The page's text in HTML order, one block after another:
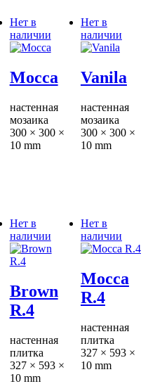
Нет в
наличии
Mocca
настенная
мозаика
300 × 300 ×
10 mm
Нет в
наличии
Vanila
настенная
мозаика
300 × 300 ×
10 mm
Нет в
наличии
Brown
R.4
настенная
плитка
327 × 593 ×
10 mm
Нет в
наличии
Mocca
R.4
настенная
плитка
327 × 593 ×
10 mm